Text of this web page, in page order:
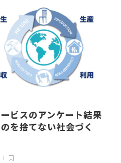
ビスのアンケート結果
を捨てない社会づく